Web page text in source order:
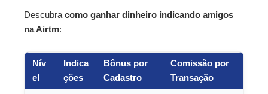
Descubra como ganhar dinheiro indicando amigos
na Airtm:
Nív
el
Indica
ções
Bônus por
Cadastro
Comissão por
Transação